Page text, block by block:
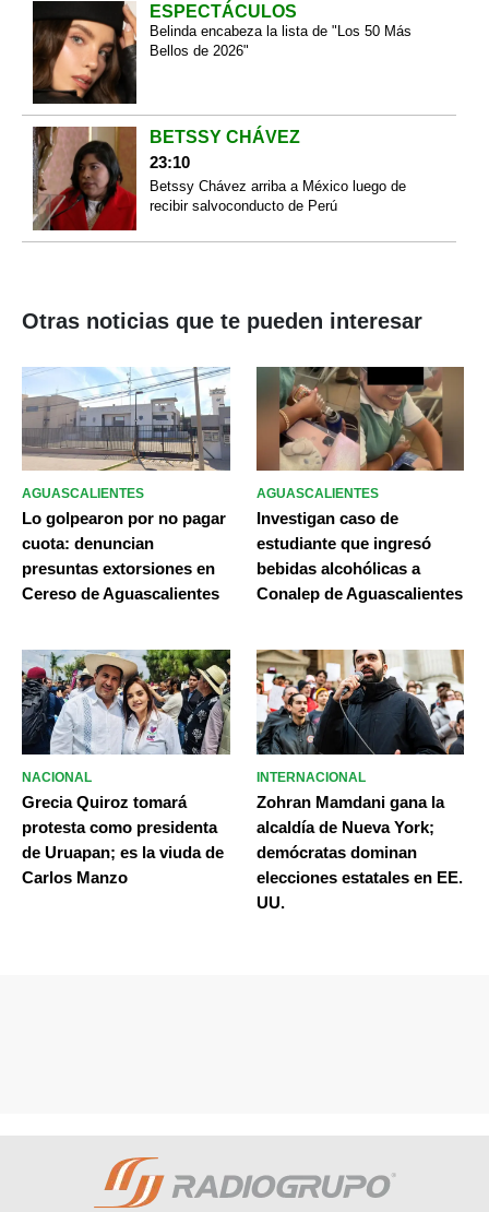
ESPECTÁCULOS
Belinda encabeza la lista de "Los 50 Más
Bellos de 2026"
BETSSY CHÁVEZ
23:10
Betssy Chávez arriba a México luego de
recibir salvoconducto de Perú
Otras noticias que te pueden interesar
AGUASCALIENTES
Lo golpearon por no pagar
cuota: denuncian
presuntas extorsiones en
Cereso de Aguascalientes
AGUASCALIENTES
Investigan caso de
estudiante que ingresó
bebidas alcohólicas a
Conalep de Aguascalientes
NACIONAL
Grecia Quiroz tomará
protesta como presidenta
de Uruapan; es la viuda de
Carlos Manzo
INTERNACIONAL
Zohran Mamdani gana la
alcaldía de Nueva York;
demócratas dominan
elecciones estatales en EE.
UU.